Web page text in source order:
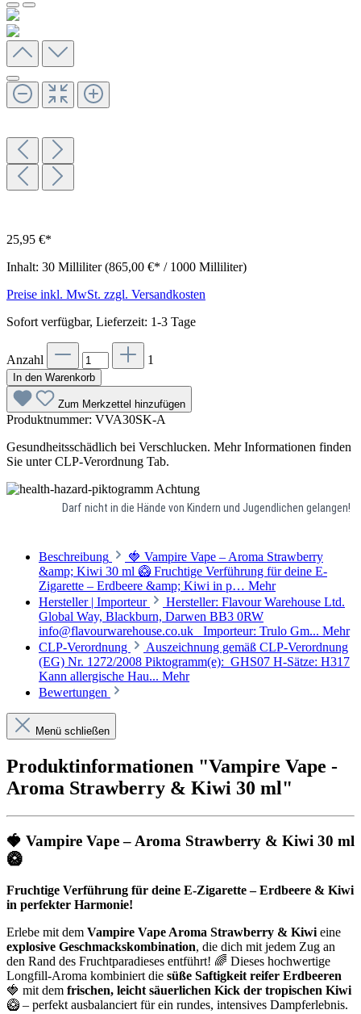
25,95 €*
Inhalt: 30 Milliliter(865,00 €* / 1000 Milliliter)
Preise inkl. MwSt. zzgl. Versandkosten
Sofort verfügbar, Lieferzeit: 1-3 Tage
Anzahl 1
In den Warenkorb
Zum Merkzettel hinzufügen
Produktnummer: VVA30SK-A
Gesundheitsschädlich bei Verschlucken. Mehr Informationen finden
Sie unter CLP-Verordnung Tab.
Achtung
Darf nicht in die Hände von Kindern und Jugendlichen gelangen!
Beschreibung
🍓 Vampire Vape – Aroma Strawberry
&amp; Kiwi 30 ml 🥝 Fruchtige Verführung für deine E-
Zigarette – Erdbeere &amp; Kiwi in p… Mehr
Hersteller | Importeur
Hersteller: Flavour Warehouse Ltd.
Global Way, Blackburn, Darwen BB3 0RW
info@flavourwarehouse.co.uk Importeur: Trulo Gm... Mehr
CLP-Verordnung
Auszeichnung gemäß CLP-Verordnung
(EG) Nr. 1272/2008 Piktogramm(e): GHS07 H-Sätze: H317
Kann allergische Hau... Mehr
Bewertungen
Menü schließen
Produktinformationen "Vampire Vape -
Aroma Strawberry & Kiwi 30 ml"
🍓 Vampire Vape – Aroma Strawberry & Kiwi 30 ml
🥝
Fruchtige Verführung für deine E-Zigarette – Erdbeere & Kiwi
in perfekter Harmonie!
Erlebe mit dem Vampire Vape Aroma Strawberry & Kiwi eine
explosive Geschmackskombination, die dich mit jedem Zug an
den Rand des Fruchtparadieses entführt! 🌈 Dieses hochwertige
Longfill-Aroma kombiniert die süße Saftigkeit reifer Erdbeeren
🍓 mit dem frischen, leicht säuerlichen Kick der tropischen Kiwi
🥝 – perfekt ausbalanciert für ein rundes, intensives Dampferlebnis.